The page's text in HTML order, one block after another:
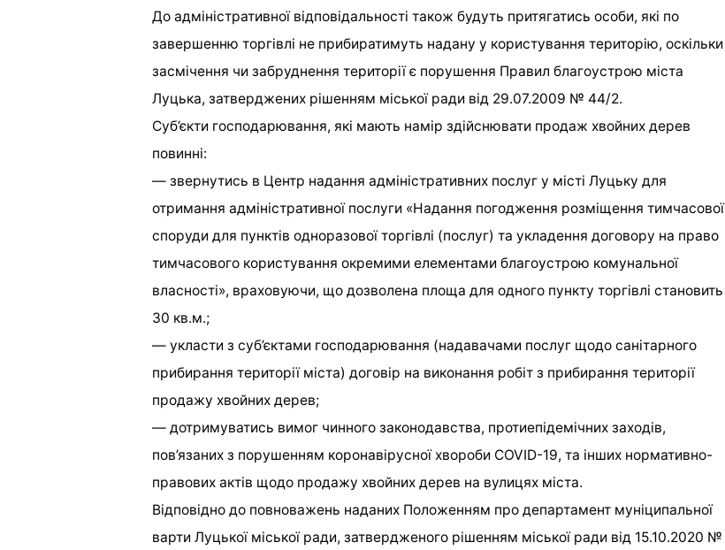
До адміністративної відповідальності також будуть притягатись особи, які по
завершенню торгівлі не прибиратимуть надану у користування територію, оскільки
засмічення чи забруднення території є порушення Правил благоустрою міста
Луцька, затверджених рішенням міської ради від 29.07.2009 № 44/2.
Суб’єкти господарювання, які мають намір здійснювати продаж хвойних дерев
повинні:
— звернутись в Центр надання адміністративних послуг у місті Луцьку для
отримання адміністративної послуги «Надання погодження розміщення тимчасової
споруди для пунктів одноразової торгівлі (послуг) та укладення договору на право
тимчасового користування окремими елементами благоустрою комунальної
власності», враховуючи, що дозволена площа для одного пункту торгівлі становить
30 кв.м.;
— укласти з суб’єктами господарювання (надавачами послуг щодо санітарного
прибирання території міста) договір на виконання робіт з прибирання території
продажу хвойних дерев;
— дотримуватись вимог чинного законодавства, протиепідемічних заходів,
пов’язаних з порушенням коронавірусної хвороби COVID-19, та інших нормативно-
правових актів щодо продажу хвойних дерев на вулицях міста.
Відповідно до повноважень наданих Положенням про департамент муніципальної
варти Луцької міської ради, затвердженого рішенням міської ради від 15.10.2020 №